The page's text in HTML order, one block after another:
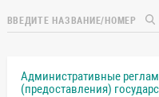
Административные
(предоставления)